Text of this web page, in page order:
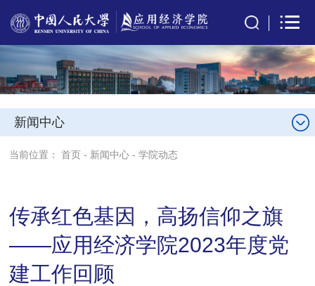
新闻中心
当前位置：首页 - 新闻中心 -学院动态
传承红色基因，高扬信仰之旗
——应用经济学院2023年度党
建工作回顾